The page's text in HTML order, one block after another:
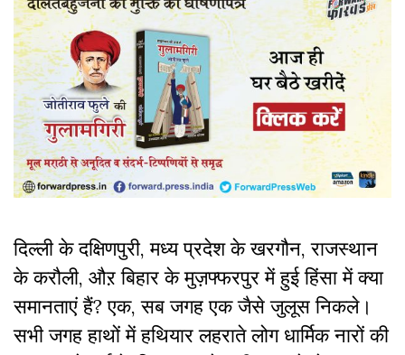
दिल्ली के दक्षिणपुरी, मध्य प्रदेश के खरगौन, राजस्थान
के करौली, औऱ बिहार के मुज़फ्फरपुर में हुई हिंसा में क्या
समानताएं हैं? एक, सब जगह एक जैसे जुलूस निकले।
सभी जगह हाथों में हथियार लहराते लोग धार्मिक नारों की